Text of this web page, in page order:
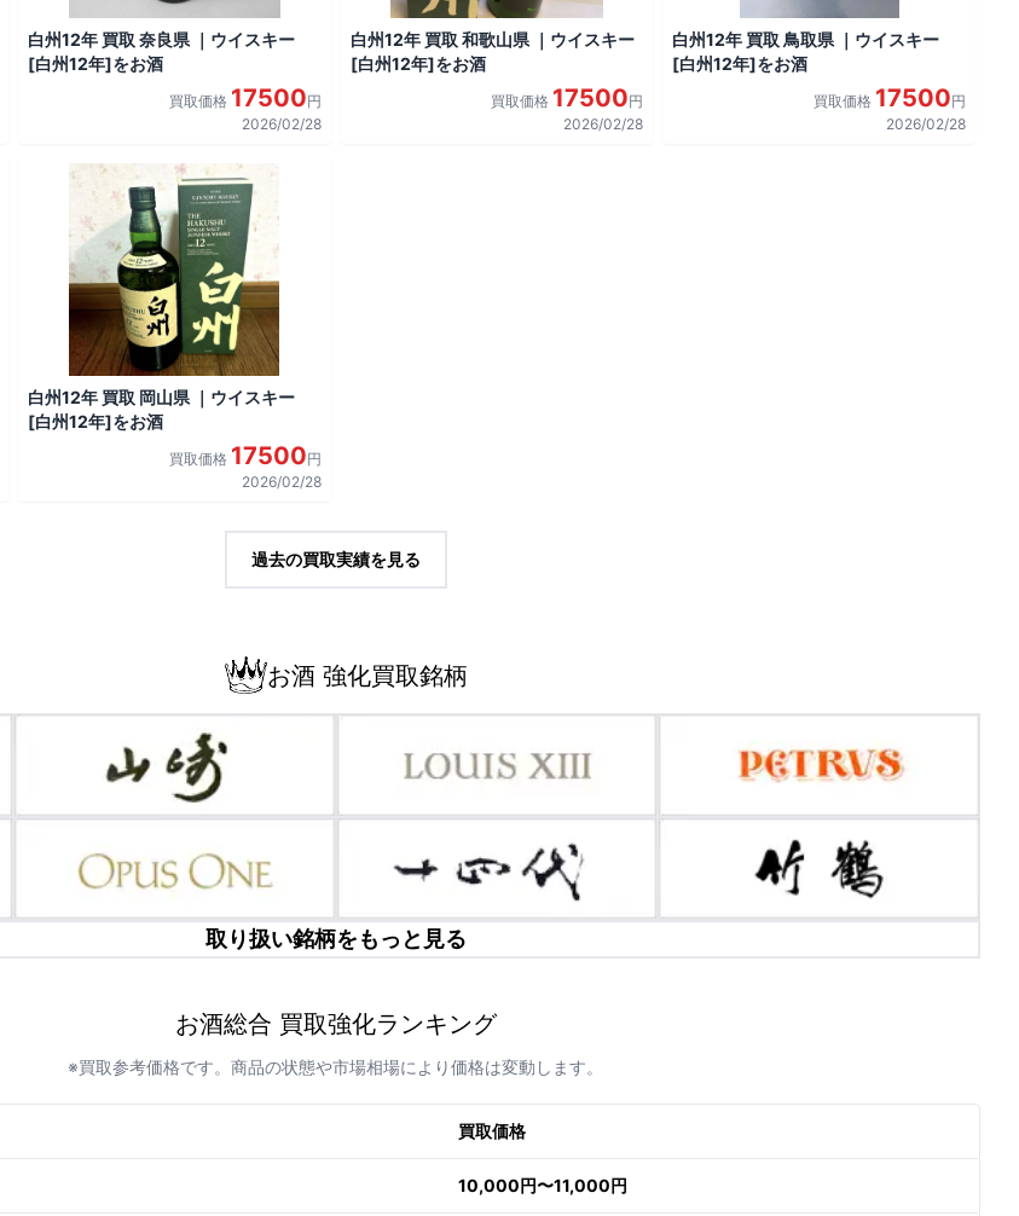
白州12年 買取 奈良県 ｜ウイスキー
[白州12年]をお酒
買取価格 17500円
2026/02/28
白州12年 買取 和歌山県 ｜ウイスキー
[白州12年]をお酒
買取価格 17500円
2026/02/28
白州12年 買取 鳥取県 ｜ウイスキー
[白州12年]をお酒
買取価格 17500円
2026/02/28
白州12年 買取 岡山県 ｜ウイスキー
[白州12年]をお酒
買取価格 17500円
2026/02/28
過去の買取実績を見る
お酒 強化買取銘柄
取り扱い銘柄をもっと見る
お酒総合 買取強化ランキング
※買取参考価格です。商品の状態や市場相場により価格は変動します。
買取価格
10,000円〜11,000円